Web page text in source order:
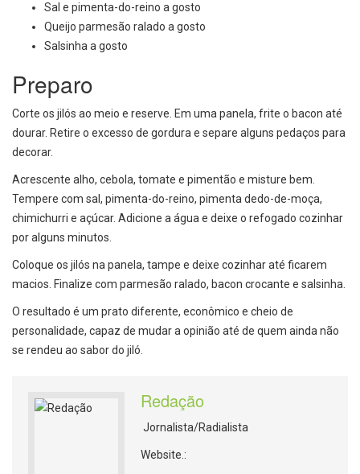
Sal e pimenta-do-reino a gosto
Queijo parmesão ralado a gosto
Salsinha a gosto
Preparo
Corte os jilós ao meio e reserve. Em uma panela, frite o bacon até
dourar. Retire o excesso de gordura e separe alguns pedaços para
decorar.
Acrescente alho, cebola, tomate e pimentão e misture bem.
Tempere com sal, pimenta-do-reino, pimenta dedo-de-moça,
chimichurri e açúcar. Adicione a água e deixe o refogado cozinhar
por alguns minutos.
Coloque os jilós na panela, tampe e deixe cozinhar até ficarem
macios. Finalize com parmesão ralado, bacon crocante e salsinha.
O resultado é um prato diferente, econômico e cheio de
personalidade, capaz de mudar a opinião até de quem ainda não
se rendeu ao sabor do jiló.
Redação
Jornalista/Radialista
Website.: